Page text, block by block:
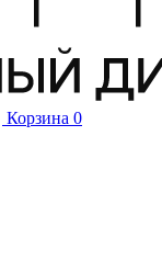
Корзина 0